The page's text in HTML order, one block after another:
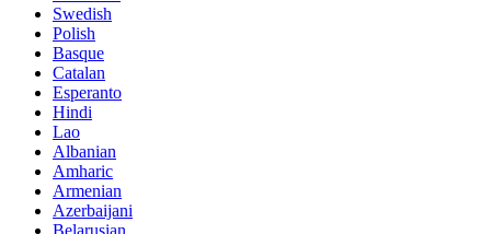
Swedish
Polish
Basque
Catalan
Esperanto
Hindi
Lao
Albanian
Amharic
Armenian
Azerbaijani